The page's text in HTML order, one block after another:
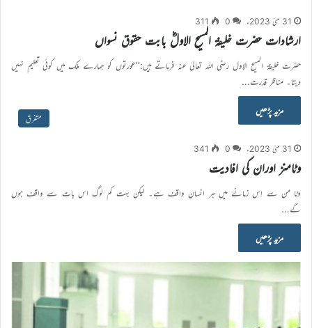
31 مئی 2023ء 0
311
ارشادات حضرت خلیفۃ المسیح الاولؓ بابت حقوق نسواں
حضرت خلیفۃ المسیح الاول رضی اللہ تعالیٰ عنہ فرماتے ہیں:’’عورتوں کو ہمارے ملک میں کوئی تعلیم نہیں
دیتا۔ مناظر قدرت…
مزید پڑھیں
متفرق
31 مئی 2023ء 0
341
وٹامنز اوران کی افادیت
وٹا من سے اِس زمانے میں ہر انسان واقف ہے۔ لیکن بہت کم لوگ اس بات سے واقف ہوں
گے…
مزید پڑھیں